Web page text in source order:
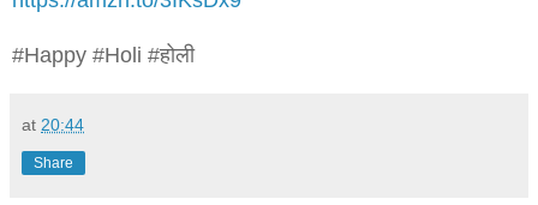
#Happy #Holi #होली
at 20:44
Share